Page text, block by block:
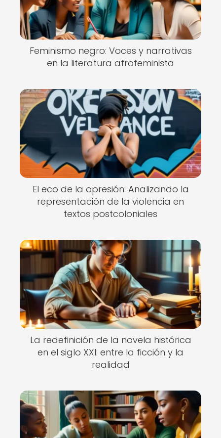
Feminismo negro: Voces y narrativas
en la literatura afrofeminista
El eco de la opresión: Analizando la
representación de la violencia en
textos postcoloniales
La redefinición de la novela histórica
en el siglo XXI: entre la ficción y la
realidad